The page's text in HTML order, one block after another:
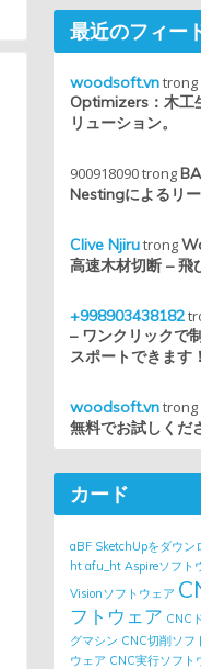
最近のフィー
woodsoft.vntrong
Optimizers：木工
リューション。
900918090trong
Nestingによるリ
Clive Njirutrong
高速木材切断 – 飛
+998903438182
– ワンクリックで
スポートできます！
woodsoft.vntrong
無料でお試しくだ
カード
aBF SketchUpをダウン
ht afu_ht Aspireソフト
Visionソフトウェア
フトウェア CNC
グマシン CNC切削ソフ
ウェア CNC実行ソフト